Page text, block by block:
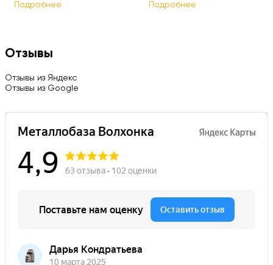
Подробнее
Подробнее
Отзывы
Отзывы из Яндекс
Отзывы из Google